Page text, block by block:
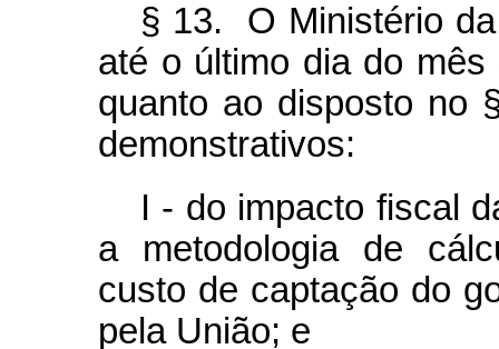
§ 13. O Ministério
até o último dia do
quanto ao disposto no
demonstrativos:
I - do impacto fiscal
a metodologia de
custo de captação do
pela União; e